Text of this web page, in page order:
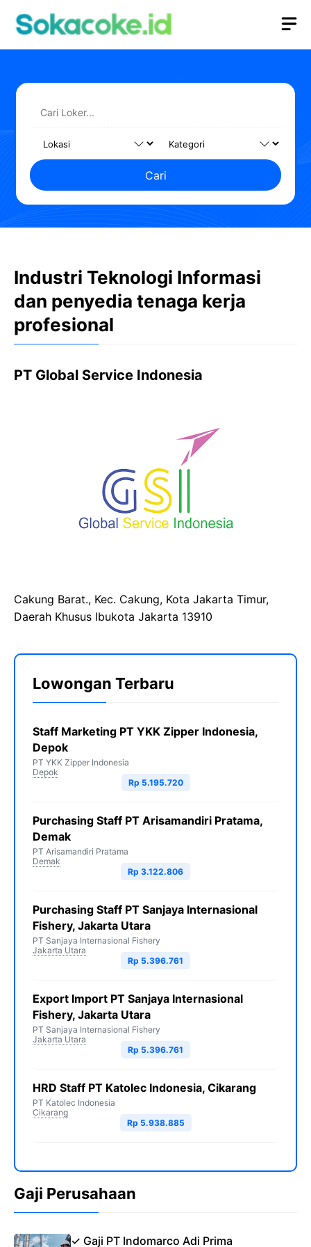
Cari
Industri Teknologi Informasi
dan penyedia tenaga kerja
profesional
PT Global Service Indonesia
Cakung Barat., Kec. Cakung, Kota Jakarta Timur,
Daerah Khusus Ibukota Jakarta 13910
Lowongan Terbaru
Staff Marketing PT YKK Zipper Indonesia,
Depok
PT YKK Zipper Indonesia
Depok
Rp 5.195.720
Purchasing Staff PT Arisamandiri Pratama,
Demak
PT Arisamandiri Pratama
Demak
Rp 3.122.806
Purchasing Staff PT Sanjaya Internasional
Fishery, Jakarta Utara
PT Sanjaya Internasional Fishery
Jakarta Utara
Rp 5.396.761
Export Import PT Sanjaya Internasional
Fishery, Jakarta Utara
PT Sanjaya Internasional Fishery
Jakarta Utara
Rp 5.396.761
HRD Staff PT Katolec Indonesia, Cikarang
PT Katolec Indonesia
Cikarang
Rp 5.938.885
Gaji Perusahaan
✓ Gaji PT Indomarco Adi Prima